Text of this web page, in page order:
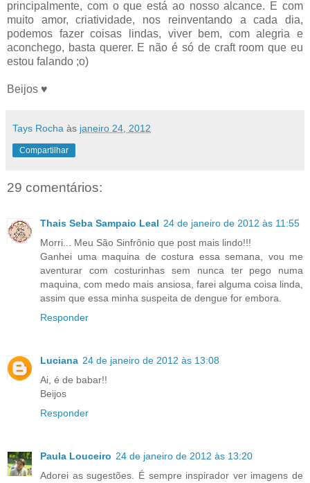
principalmente, com o que está ao nosso alcance. E com
muito amor, criatividade, nos reinventando a cada dia,
podemos fazer coisas lindas, viver bem, com alegria e
aconchego, basta querer. E não é só de craft room que eu
estou falando ;o)
Beijos ♥
Tays Rocha às janeiro 24, 2012
Compartilhar
29 comentários:
Thais Seba Sampaio Leal 24 de janeiro de 2012 às 11:55
Morri... Meu São Sinfrônio que post mais lindo!!!
Ganhei uma maquina de costura essa semana, vou me
aventurar com costurinhas sem nunca ter pego numa
maquina, com medo mais ansiosa, farei alguma coisa linda,
assim que essa minha suspeita de dengue for embora.
Responder
Luciana 24 de janeiro de 2012 às 13:08
Ai, é de babar!!
Beijos
Responder
Paula Louceiro 24 de janeiro de 2012 às 13:20
Adorei as sugestões. É sempre inspirador ver imagens de